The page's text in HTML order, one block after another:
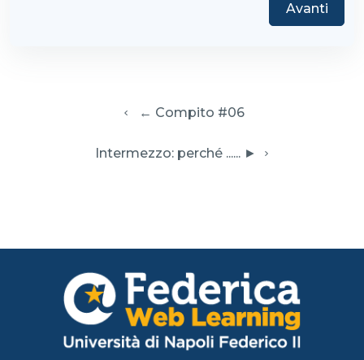
Avanti
  ← Compito #06
Intermezzo: perché ...... ►